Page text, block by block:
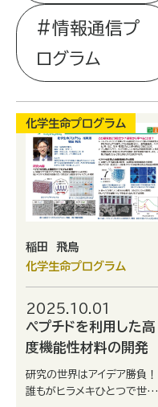
情報通信プ
ログラム
化学生命プログラム
稲田 飛鳥
化学生命プログラム
2025.10.01
ペプチドを利用した高
度機能性材料の開発
研究の世界はアイデア勝負！
誰もがヒラメキひとつで世界